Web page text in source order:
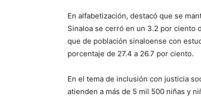
En alfabetización, destacó que se
Sinaloa se cerró en un 3.2 por ciento
que de población sinaloense con
porcentaje de 27.4 a 26.7 por ciento.
En el tema de inclusión con justicia
atienden a más de 5 mil 500 niñas y